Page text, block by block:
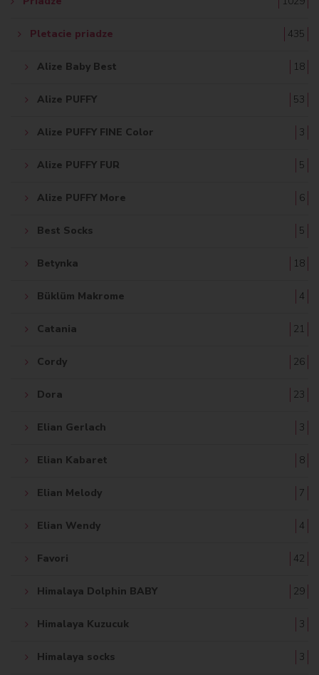
Pletacie priadze 435
Alize Baby Best 18
Alize PUFFY 53
Alize PUFFY FINE Color 3
Alize PUFFY FUR 5
Alize PUFFY More 6
Best Socks 5
Betynka 18
Büklüm Makrome 4
Catania 21
Cordy 26
Dora 23
Elian Gerlach 3
Elian Kabaret 8
Elian Melody 7
Elian Wendy 4
Favori 42
Himalaya Dolphin BABY 29
Himalaya Kuzucuk 3
Himalaya socks 3